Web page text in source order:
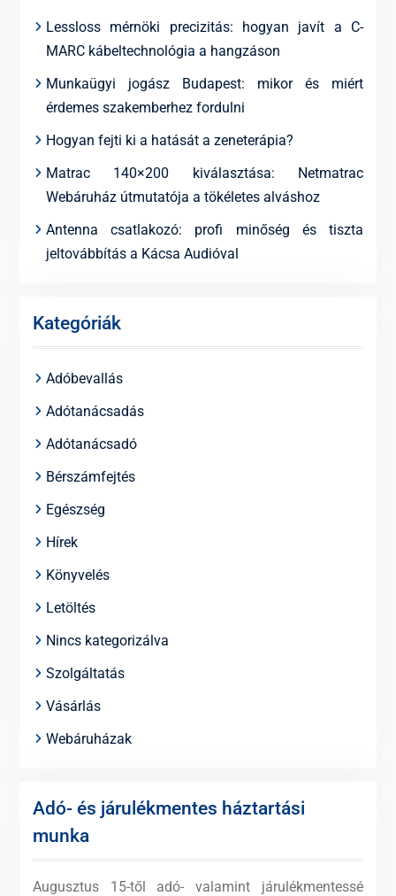
Lessloss mérnöki precizitás: hogyan javít a C-
MARC kábeltechnológia a hangzáson
Munkaügyi jogász Budapest: mikor és miért
érdemes szakemberhez fordulni
Hogyan fejti ki a hatását a zeneterápia?
Matrac 140×200 kiválasztása: Netmatrac
Webáruház útmutatója a tökéletes alváshoz
Antenna csatlakozó: profi minőség és tiszta
jeltovábbítás a Kácsa Audióval
Kategóriák
Adóbevallás
Adótanácsadás
Adótanácsadó
Bérszámfejtés
Egészség
Hírek
Könyvelés
Letöltés
Nincs kategorizálva
Szolgáltatás
Vásárlás
Webáruházak
Adó- és járulékmentes háztartási
munka
Augusztus 15-től adó- valamint járulékmentessé